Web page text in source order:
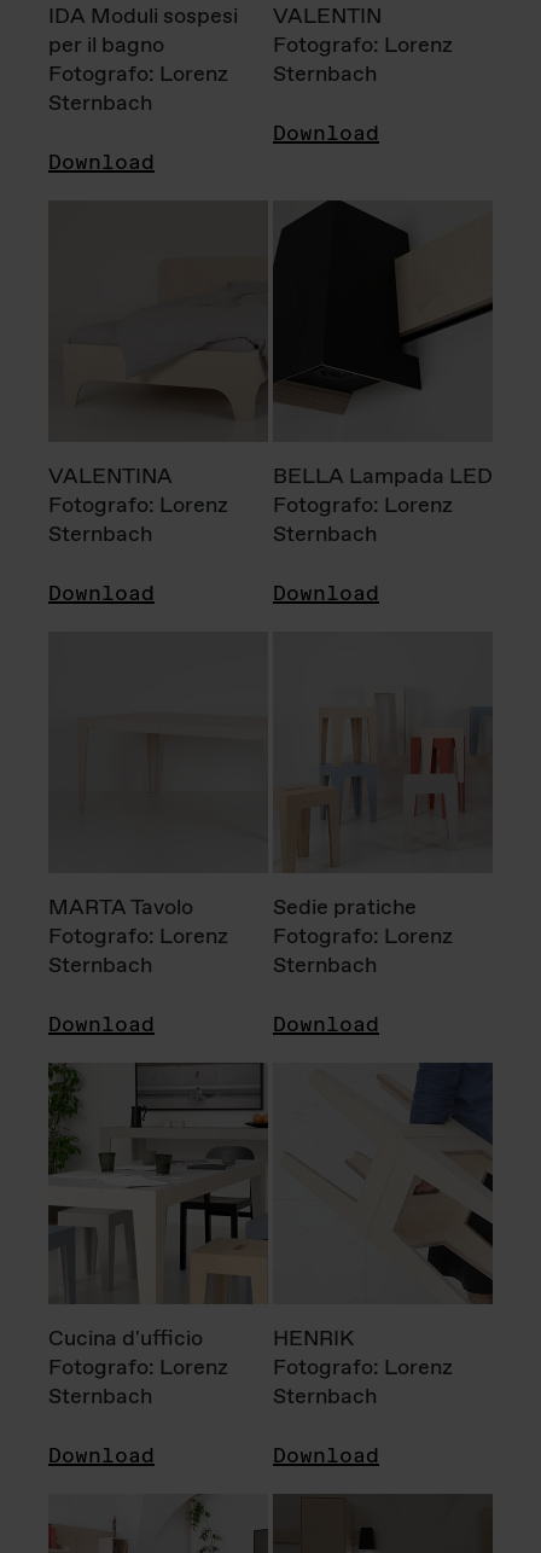
IDA Moduli sospesi
per il bagno
Fotografo: Lorenz
Sternbach
Download
VALENTIN
Fotografo: Lorenz
Sternbach
Download
VALENTINA
Fotografo: Lorenz
Sternbach
Download
BELLA Lampada LED
Fotografo: Lorenz
Sternbach
Download
MARTA Tavolo
Fotografo: Lorenz
Sternbach
Download
Sedie pratiche
Fotografo: Lorenz
Sternbach
Download
Cucina d'ufficio
Fotografo: Lorenz
Sternbach
Download
HENRIK
Fotografo: Lorenz
Sternbach
Download